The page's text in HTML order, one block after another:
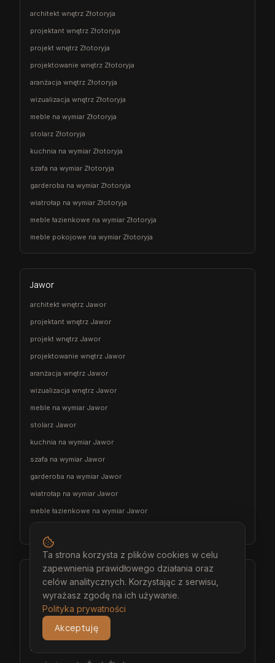
architekt wnętrz Złotoryja
projektant wnętrz Złotoryja
projekt wnętrz Złotoryja
projektowanie wnętrz Złotoryja
aranżacja wnętrz Złotoryja
wizualizacja wnętrz Złotoryja
meble na wymiar Złotoryja
stolarz Złotoryja
kuchnia na wymiar Złotoryja
szafa na wymiar Złotoryja
garderoba na wymiar Złotoryja
wiatrołap na wymiar Złotoryja
meble łazienkowe na wymiar Złotoryja
meble pokojowe na wymiar Złotoryja
Jawor
architekt wnętrz Jawor
projektant wnętrz Jawor
projekt wnętrz Jawor
projektowanie wnętrz Jawor
aranżacja wnętrz Jawor
wizualizacja wnętrz Jawor
meble na wymiar Jawor
stolarz Jawor
kuchnia na wymiar Jawor
szafa na wymiar Jawor
garderoba na wymiar Jawor
wiatrołap na wymiar Jawor
meble łazienkowe na wymiar Jawor
Środa Śląska
architekt wnętrz Środa Śląska
projektant wnętrz Środa Śląska
projekt wnętrz Środa Śląska
Ta strona korzysta z plików cookies w celu
zapewnienia prawidłowego działania oraz
celów analitycznych. Korzystając z serwisu,
wyrażasz zgodę na ich używanie.
Polityka prywatności
Akceptuję